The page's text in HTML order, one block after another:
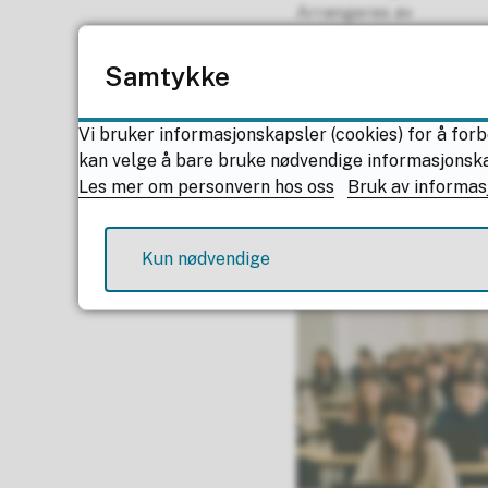
(
s
)
Arrangeres av
Om stedet
Navn
Thon Hotel Nordlys,
o
m
i
n
Samtykke
Vi bruker informasjonskapsler (cookies) for å
kan velge å bare bruke nødvendige
Les mer om personvern hos oss
Bruk av
Kun nødvendige